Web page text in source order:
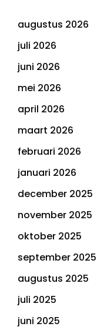
augustus 2026
juli 2026
juni 2026
mei 2026
april 2026
maart 2026
februari 2026
januari 2026
december 2025
november 2025
oktober 2025
september 2025
augustus 2025
juli 2025
juni 2025